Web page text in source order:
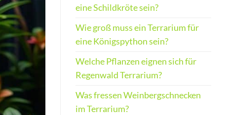
eine Schildkröte sein?
Wie groß muss ein Terrarium für
eine Königspython sein?
Welche Pflanzen eignen sich für
Regenwald Terrarium?
Was fressen Weinbergschnecken
im Terrarium?